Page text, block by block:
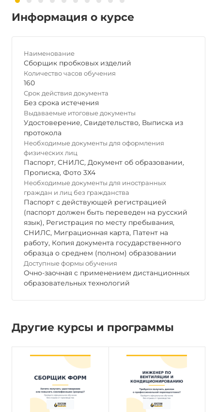
Информация о курсе
Наименование
Сборщик пробковых изделий
Количество часов обучения
160
Срок действия документа
Без срока истечения
Выдаваемые итоговые документы
Удостоверение, Свидетельство, Выписка из
протокола
Необходимые документы для оформления
физических лиц
Паспорт, СНИЛС, Документ об образовании,
Прописка, Фото 3Х4
Необходимые документы для иностранных
граждан и лиц без гражданства
Паспорт с действующей регистрацией
(паспорт должен быть переведен на русский
язык), Регистрация по месту пребывания,
СНИЛС, Миграционная карта, Патент на
работу, Копия документа государственного
образца о среднем (полном) образовании
Доступные формы обучения
Очно-заочная с применением дистанционных
образовательных технологий
Другие курсы и программы